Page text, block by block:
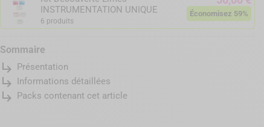
INSTRUMENTATION UNIQUE
6 produits
Économisez 59%
Sommaire
subdirectory_arrow_right Présentation
subdirectory_arrow_right Informations détaillées
subdirectory_arrow_right Packs contenant cet article